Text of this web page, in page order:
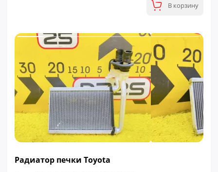
В корзину
Радиатор печки Toyota